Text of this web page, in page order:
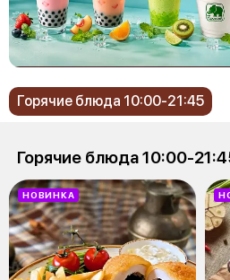
Горячие блюда 10:00-21:45
Горячие блюда 10:00-
НОВИНКА